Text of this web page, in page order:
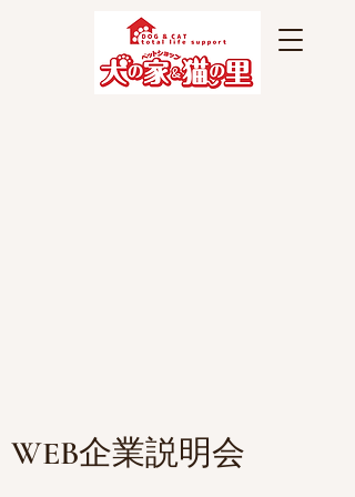
WEB企業説明会